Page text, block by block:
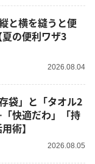
の便利ワザ3
2026.08.04
快適だわ」「持
術】
2026.08.05